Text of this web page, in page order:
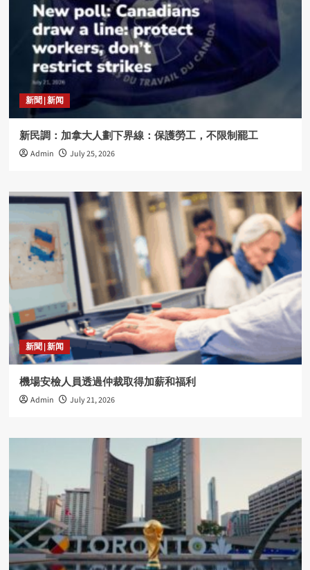
新聞 | 新闻
新民調：加拿大人劃下界線：保護勞工，不限制罷工
Admin July 25, 2026
新聞 | 新闻
機場安檢人員透過仲裁取得加薪和福利
Admin July 21, 2026